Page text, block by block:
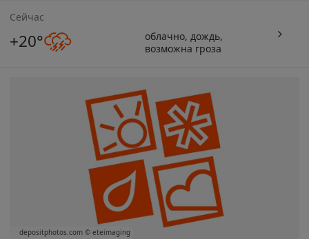
Сейчас
+20°
облачно, дождь,
возможна гроза
depositphotos.com © eteimaging